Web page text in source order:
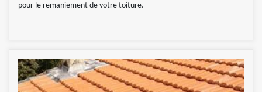
pour le remaniement de votre toiture.